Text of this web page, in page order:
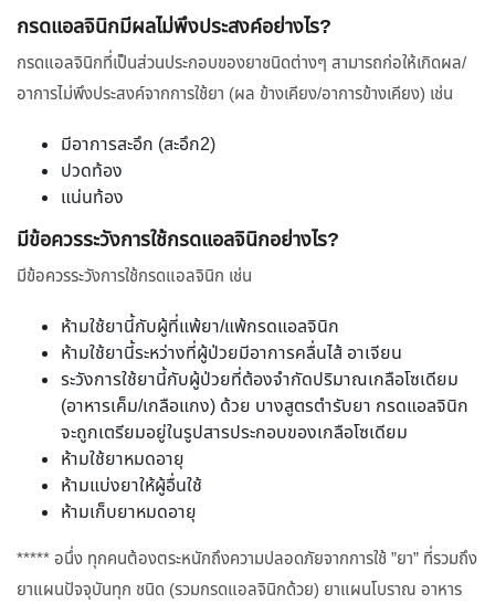
กรดแอลจินิกมีผลไม่พึงประสงค์อย่างไร?
กรดแอลจินิกที่เป็นส่วนประกอบของยาชนิดต่างๆ สามารถก่อให้เกิดผล/
อาการไม่พึงประสงค์จากการใช้ยา (ผล ข้างเคียง/อาการข้างเคียง) เช่น
มีอาการสะอึก (สะอึก2)
ปวดท้อง
แน่นท้อง
มีข้อควรระวังการใช้กรดแอลจินิกอย่างไร?
มีข้อควรระวังการใช้กรดแอลจินิก เช่น
ห้ามใช้ยานี้กับผู้ที่แพ้ยา/แพ้กรดแอลจินิก
ห้ามใช้ยานี้ระหว่างที่ผู้ป่วยมีอาการคลื่นไส้ อาเจียน
ระวังการใช้ยานี้กับผู้ป่วยที่ต้องจำกัดปริมาณเกลือโซเดียม
(อาหารเค็ม/เกลือแกง) ด้วย บางสูตรตำรับยา กรดแอลจินิก
จะถูกเตรียมอยู่ในรูปสารประกอบของเกลือโซเดียม
ห้ามใช้ยาหมดอายุ
ห้ามแบ่งยาให้ผู้อื่นใช้
ห้ามเก็บยาหมดอายุ
***** อนึ่ง ทุกคนต้องตระหนักถึงความปลอดภัยจากการใช้ ”ยา” ที่รวมถึง
ยาแผนปัจจุบันทุก ชนิด (รวมกรดแอลจินิกด้วย) ยาแผนโบราณ อาหาร